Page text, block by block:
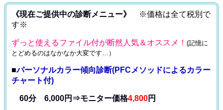
《現在ご提供中の診断メニュー》
※価格は全て税別で
す※
ずっと使えるファイル付が断然人気＆オススメ！ (記憶に
とどめるのはなかなか大変です…）
■パーソナルカラー傾向診断(PFCメソッドによるカラー
チャート付)
60分 6,000円⇒モニター価格4,800円